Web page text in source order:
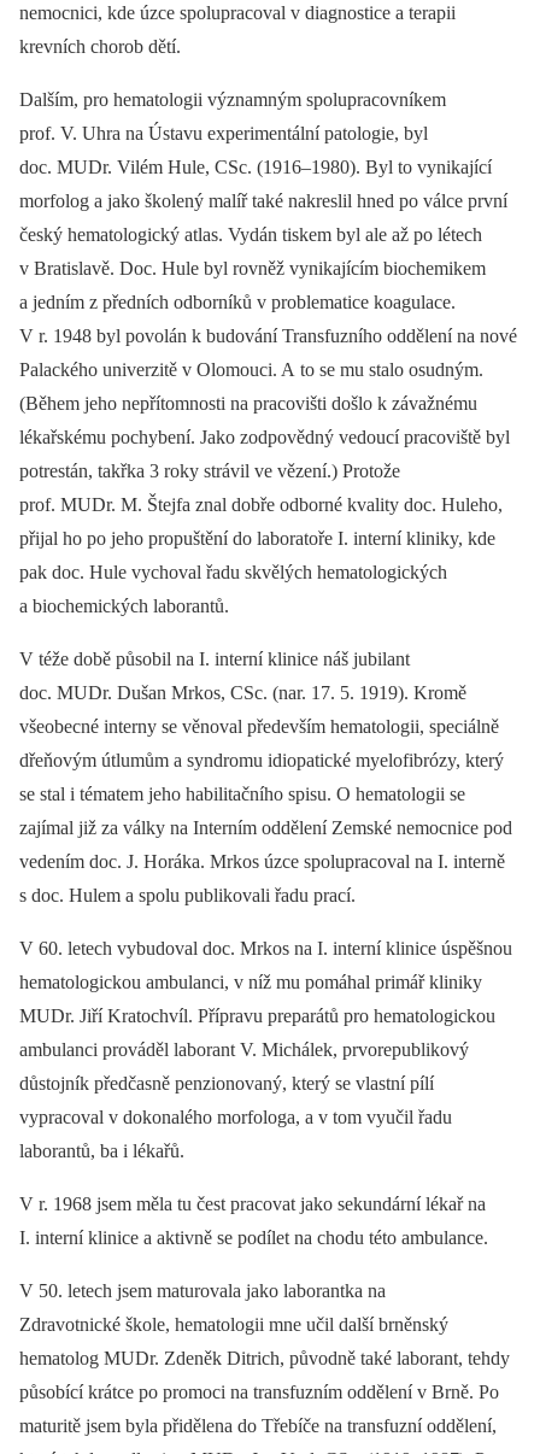
nemocnici, kde úzce spolupracoval v diagnostice a terapii
krevních chorob dětí.
Dalším, pro hematologii významným spolupracovníkem
prof. V. Uhra na Ústavu experimentální patologie, byl
doc. MUDr. Vilém Hule, CSc. (1916–1980). Byl to vynikající
morfolog a jako školený malíř také nakreslil hned po válce první
český hematologický atlas. Vydán tiskem byl ale až po létech
v Bratislavě. Doc. Hule byl rovněž vynikajícím biochemikem
a jedním z předních odborníků v problematice koagulace.
V r. 1948 byl povolán k budování Transfuzního oddělení na nové
Palackého univerzitě v Olomouci. A to se mu stalo osudným.
(Během jeho nepřítomnosti na pracovišti došlo k závažnému
lékařskému pochybení. Jako zodpovědný vedoucí pracoviště byl
potrestán, takřka 3 roky strávil ve vězení.) Protože
prof. MUDr. M. Štejfa znal dobře odborné kvality doc. Huleho,
přijal ho po jeho propuštění do laboratoře I. interní kliniky, kde
pak doc. Hule vychoval řadu skvělých hematologických
a biochemických laborantů.
V téže době působil na I. interní klinice náš jubilant
doc. MUDr. Dušan Mrkos, CSc. (nar. 17. 5. 1919). Kromě
všeobecné interny se věnoval především hematologii, speciálně
dřeňovým útlumům a syndromu idiopatické myelofibrózy, který
se stal i tématem jeho habilitačního spisu. O hematologii se
zajímal již za války na Interním oddělení Zemské nemocnice pod
vedením doc. J. Horáka. Mrkos úzce spolupracoval na I. interně
s doc. Hulem a spolu publikovali řadu prací.
V 60. letech vybudoval doc. Mrkos na I. interní klinice úspěšnou
hematologickou ambulanci, v níž mu pomáhal primář kliniky
MUDr. Jiří Kratochvíl. Přípravu preparátů pro hematologickou
ambulanci prováděl laborant V. Michálek, prvorepublikový
důstojník předčasně penzionovaný, který se vlastní pílí
vypracoval v dokonalého morfologa, a v tom vyučil řadu
laborantů, ba i lékařů.
V r. 1968 jsem měla tu čest pracovat jako sekundární lékař na
I. interní klinice a aktivně se podílet na chodu této ambulance.
V 50. letech jsem maturovala jako laborantka na
Zdravotnické škole, hematologii mne učil další brněnský
hematolog MUDr. Zdeněk Ditrich, původně také laborant, tehdy
působící krátce po promoci na transfuzním oddělení v Brně. Po
maturitě jsem byla přidělena do Třebíče na transfuzní oddělení,